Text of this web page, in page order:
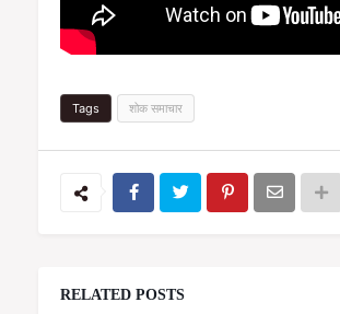
Tags शोक समाचार
RELATED POSTS